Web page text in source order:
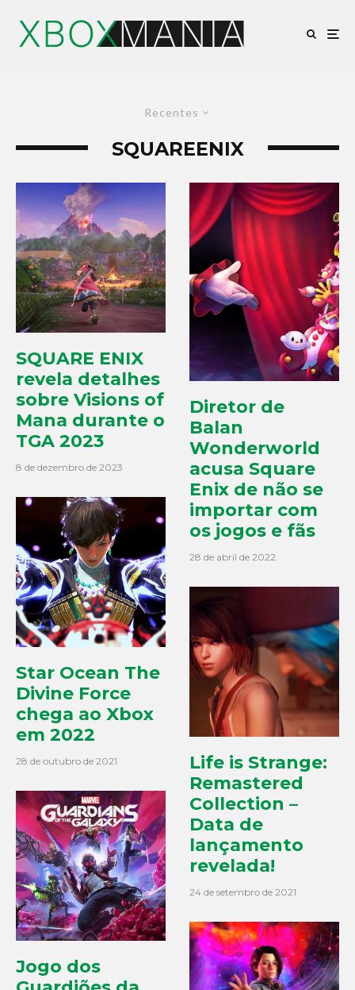
Recentes
SQUAREENIX
SQUARE ENIX
revela detalhes
sobre Visions of
Mana durante o
TGA 2023
8 de dezembro de 2023
Star Ocean The
Divine Force
chega ao Xbox
em 2022
28 de outubro de 2021
Jogo dos
Diretor de
Balan
Wonderworld
acusa Square
Enix de não se
importar com
os jogos e fãs
28 de abril de 2022
Life is Strange:
Remastered
Collection –
Data de
lançamento
revelada!
24 de setembro de 2021